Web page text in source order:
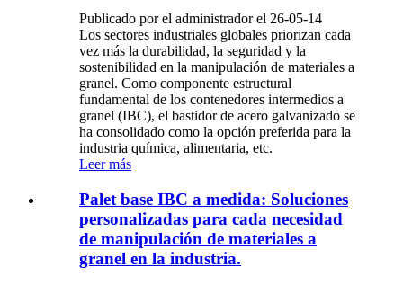
Publicado por el administrador el 26-05-14
Los sectores industriales globales priorizan cada
vez más la durabilidad, la seguridad y la
sostenibilidad en la manipulación de materiales a
granel. Como componente estructural
fundamental de los contenedores intermedios a
granel (IBC), el bastidor de acero galvanizado se
ha consolidado como la opción preferida para la
industria química, alimentaria, etc.
Leer más
Palet base IBC a medida: Soluciones
personalizadas para cada necesidad
de manipulación de materiales a
granel en la industria.